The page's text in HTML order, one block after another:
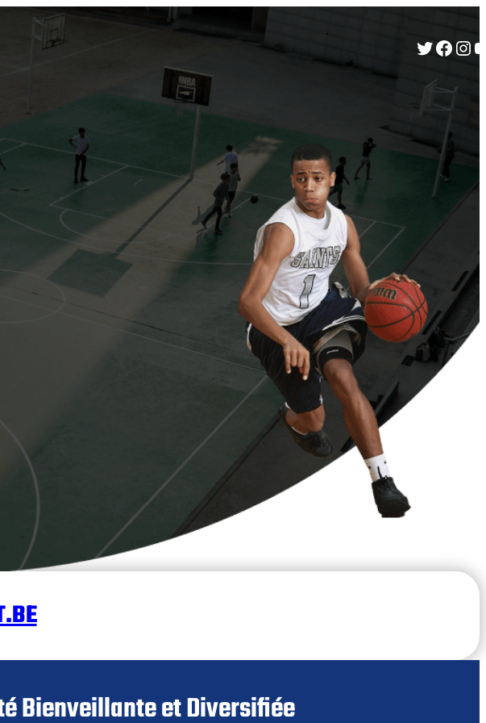
Twitter Facebook Instagram YouTube
Bienveillante et Diversifiée